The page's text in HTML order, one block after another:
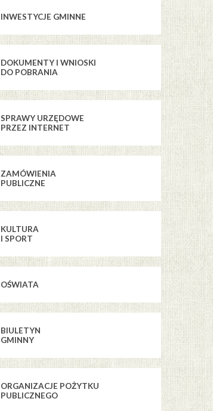
INWESTYCJE GMINNE
DOKUMENTY I WNIOSKI
DO POBRANIA
SPRAWY URZĘDOWE
PRZEZ INTERNET
ZAMÓWIENIA
PUBLICZNE
KULTURA
I SPORT
OŚWIATA
BIULETYN
GMINNY
ORGANIZACJE POŻYTKU
PUBLICZNEGO